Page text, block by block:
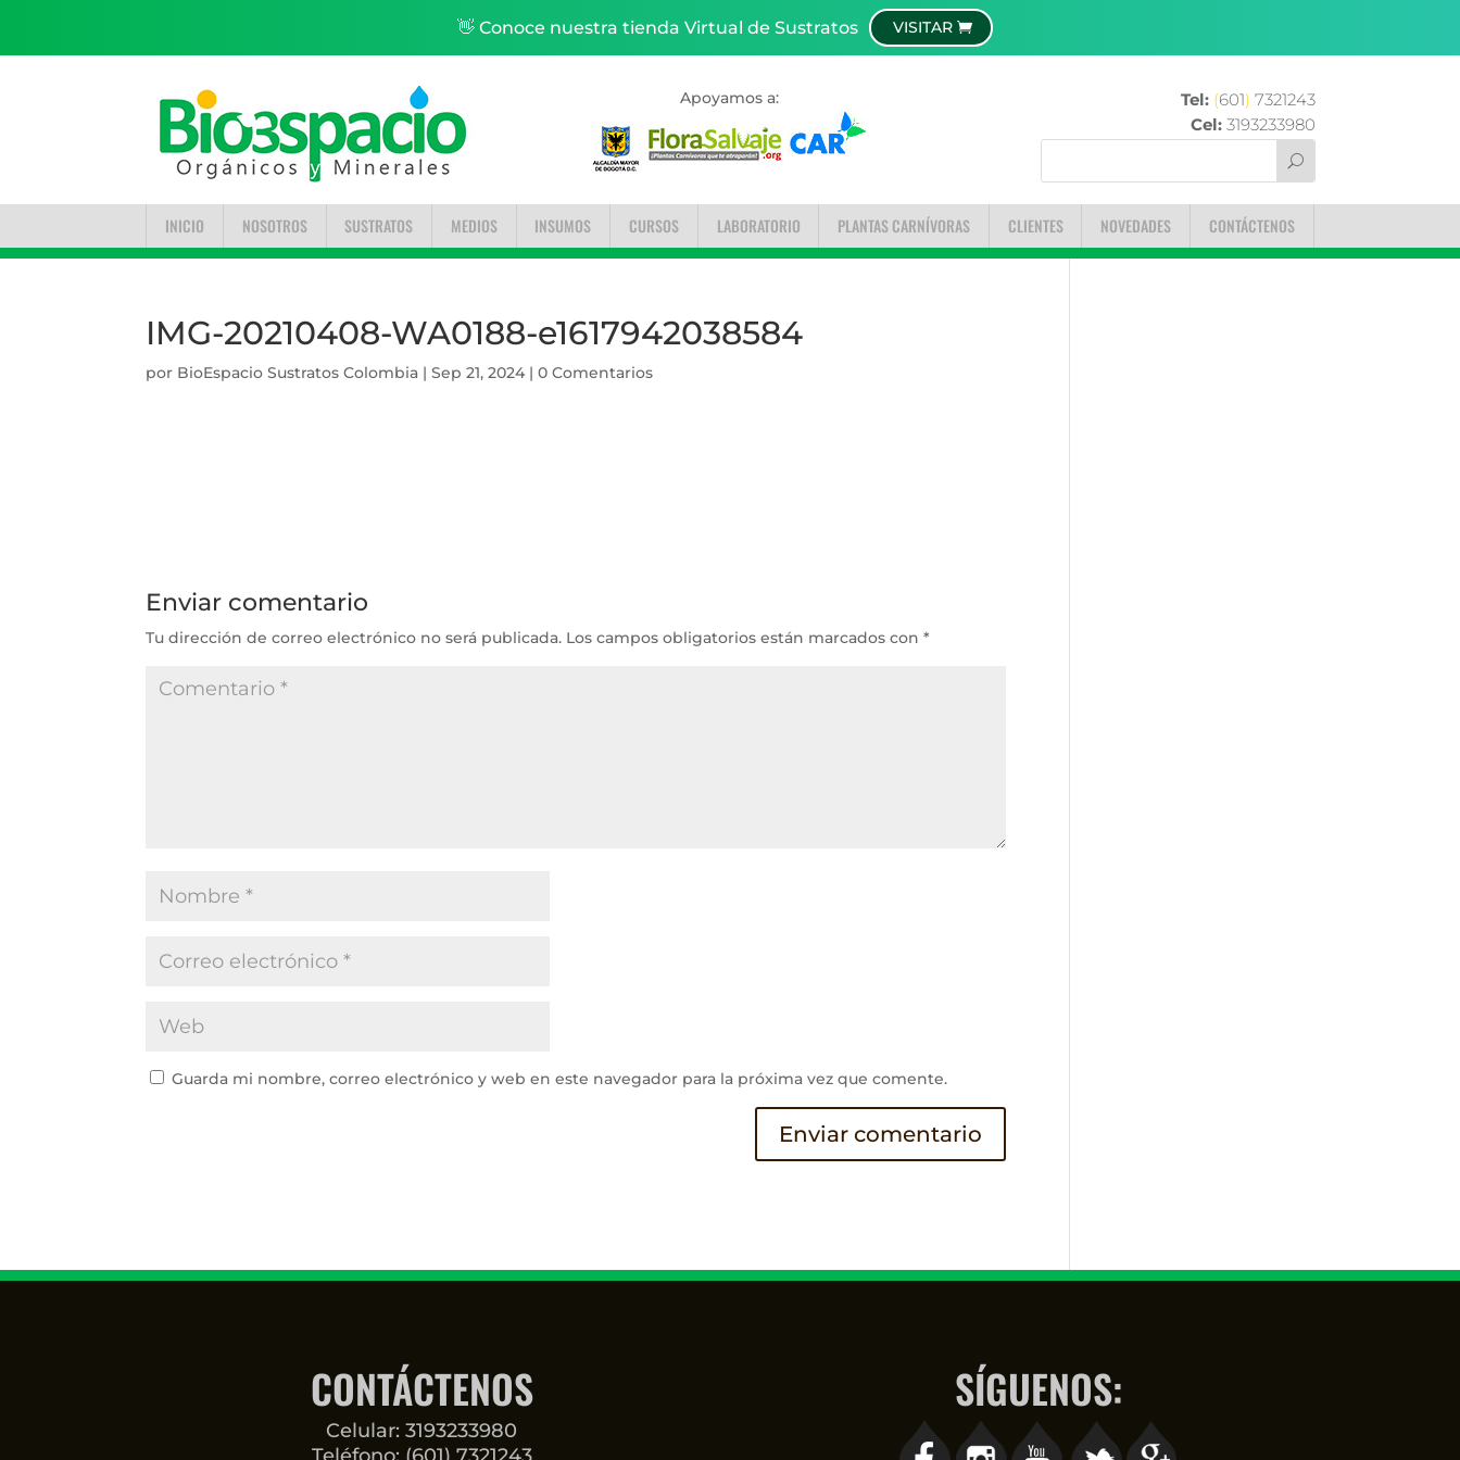
👋 Conoce nuestra tienda Virtual de Sustratos VISITAR
Apoyamos a: Tel: (601) 7321243
Cel:3193233980
INICIO NOSOTROS SUSTRATOS MEDIOS INSUMOS CURSOS LABORATORIO PLANTAS CARNÍVORAS CLIENTES NOVEDADES CONTÁCTENOS
IMG-20210408-WA0188-e1617942038584
por BioEspacio Sustratos Colombia |Sep 21, 2024 |0 Comentarios
Enviar comentario
Tu dirección de correo electrónico no será publicada. Los campos obligatorios están marcados con*
Guarda mi nombre, correo electrónico y web en este navegador para la próxima vez que comente.
CONTÁCTENOS
Celular: 3193233980
SÍGUENOS: